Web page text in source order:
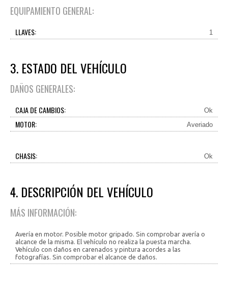
EQUIPAMIENTO GENERAL:
LLAVES: 1
3. ESTADO DEL VEHÍCULO
DAÑOS GENERALES:
CAJA DE CAMBIOS: Ok
MOTOR: Averiado
CHASIS: Ok
4. DESCRIPCIÓN DEL VEHÍCULO
MÁS INFORMACIÓN:
Avería en motor. Posible motor gripado. Sin comprobar avería o
alcance de la misma. El vehículo no realiza la puesta marcha.
Vehículo con daños en carenados y pintura acordes a las
fotografías. Sin comprobar el alcance de daños.